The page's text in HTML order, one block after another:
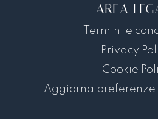
AREA
Termini e
Privacy
Cookie
Aggiorna